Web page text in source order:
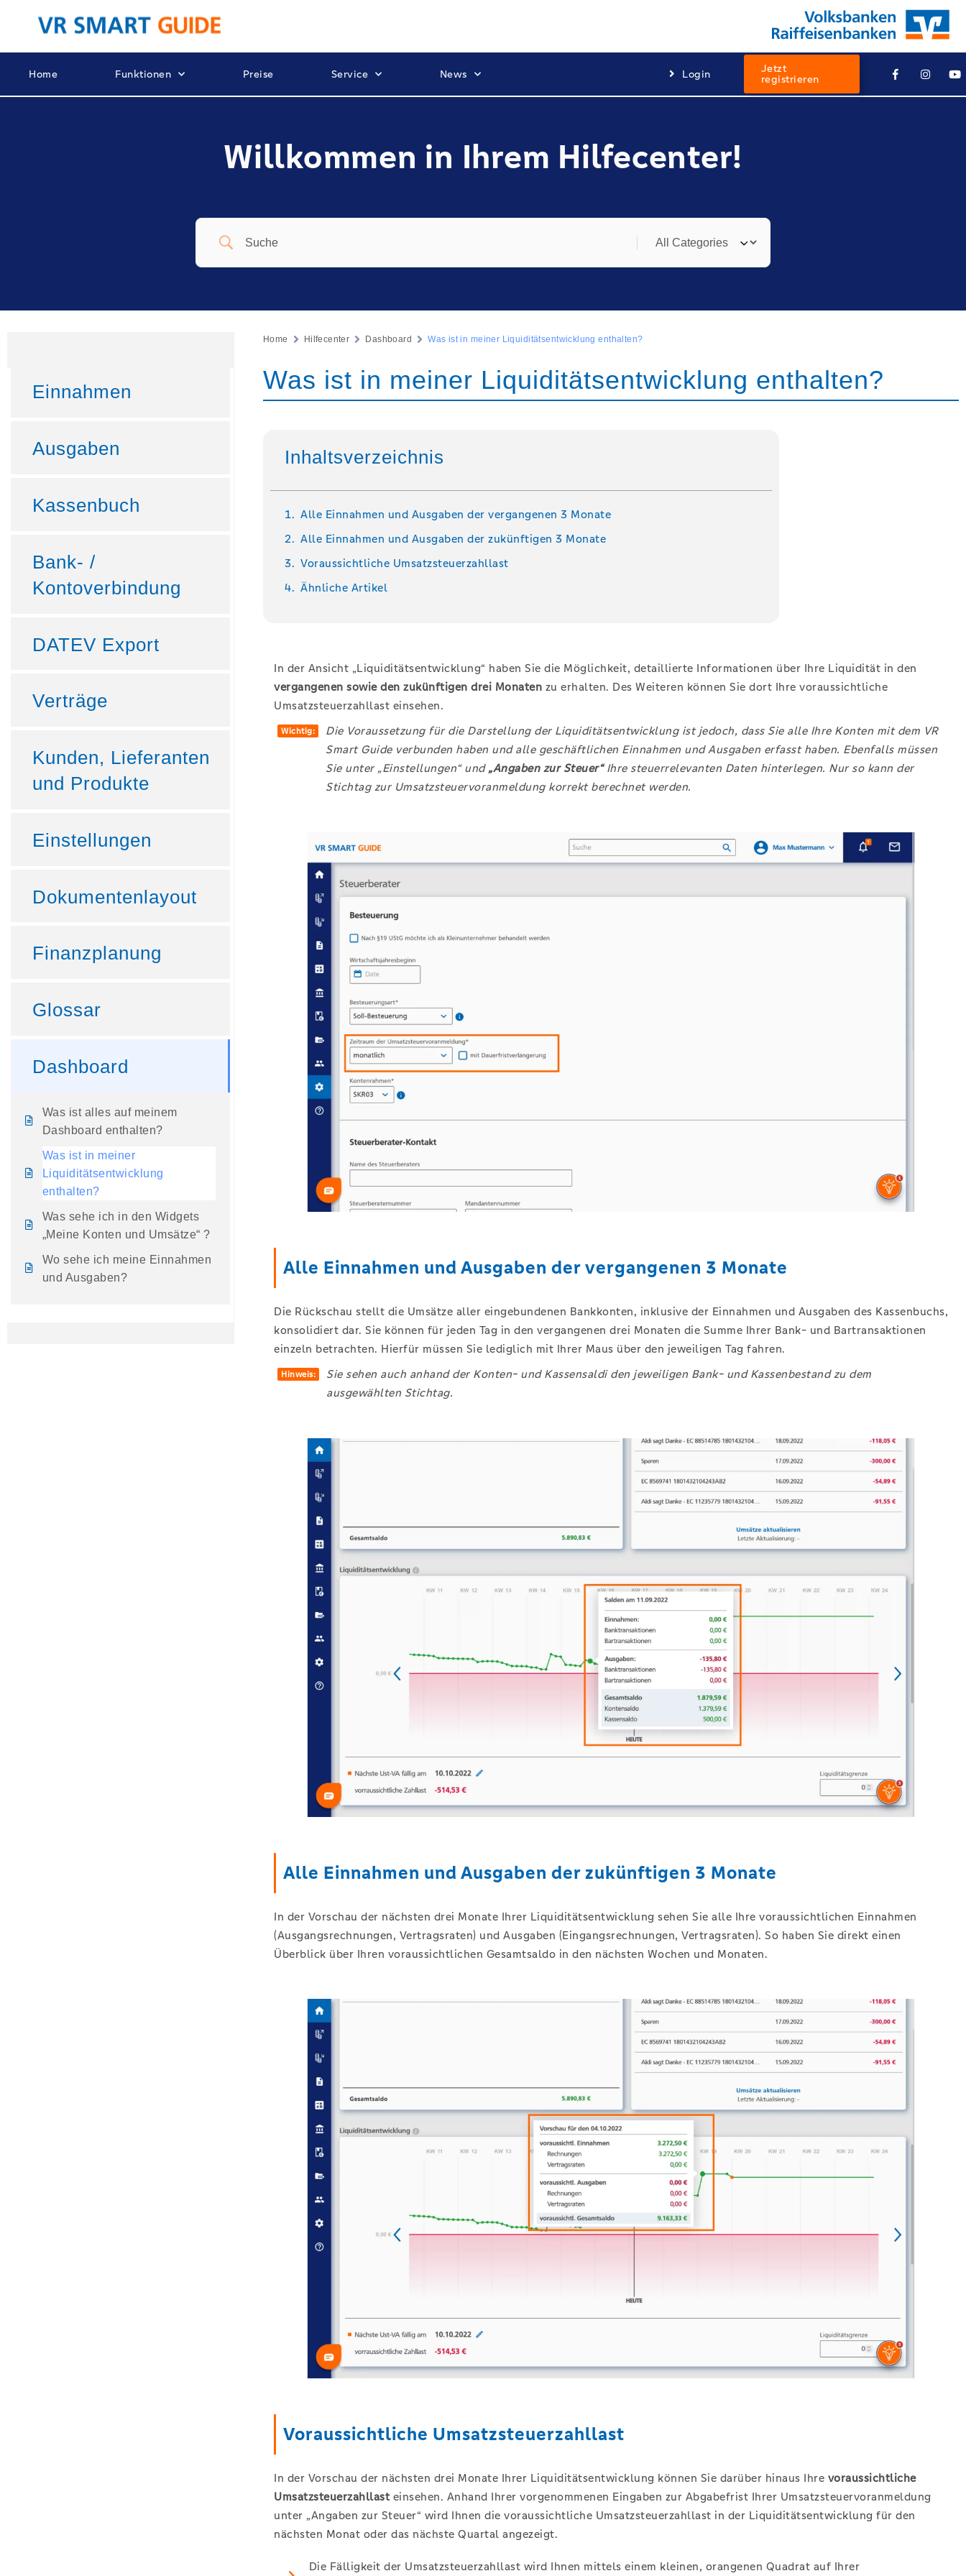
Home Funktionen Preise Service News Login
Jetzt
registrieren
Willkommen in Ihrem Hilfecenter!
Einnahmen
Ausgaben
Kassenbuch
Bank- /
Kontoverbindung
DATEV Export
Verträge
Kunden, Lieferanten
und Produkte
Einstellungen
Dokumentenlayout
Finanzplanung
Glossar
Dashboard
Was ist alles auf meinem
Dashboard enthalten?
Was ist in meiner
Liquiditätsentwicklung
enthalten?
Was sehe ich in den Widgets
„Meine Konten und Umsätze“ ?
Wo sehe ich meine Einnahmen
und Ausgaben?
Home Hilfecenter Dashboard Was ist in meiner Liquiditätsentwicklung enthalten?
Was ist in meiner Liquiditätsentwicklung enthalten?
Inhaltsverzeichnis
Alle Einnahmen und Ausgaben der vergangenen 3 Monate
Alle Einnahmen und Ausgaben der zukünftigen 3 Monate
Voraussichtliche Umsatzsteuerzahllast
Ähnliche Artikel
In der Ansicht „Liquiditätsentwicklung“ haben Sie die Möglichkeit, detaillierte Informationen über Ihre Liquidität in den
vergangenen sowie den zukünftigen drei Monaten zu erhalten. Des Weiteren können Sie dort Ihre voraussichtliche
Umsatzsteuerzahllast einsehen.
Die Voraussetzung für die Darstellung der Liquiditätsentwicklung ist jedoch, dass Sie alle Ihre Konten mit dem VR
Smart Guide verbunden haben und alle geschäftlichen Einnahmen und Ausgaben erfasst haben. Ebenfalls müssen
Sie unter „Einstellungen“ und „Angaben zur Steuer“Ihre steuerrelevanten Daten hinterlegen. Nur so kann der
Stichtag zur Umsatzsteuervoranmeldung korrekt berechnet werden.
Wichtig:
Alle Einnahmen und Ausgaben der vergangenen 3 Monate
Die Rückschau stellt die Umsätze aller eingebundenen Bankkonten, inklusive der Einnahmen und Ausgaben des Kassenbuchs,
konsolidiert dar. Sie können für jeden Tag in den vergangenen drei Monaten die Summe Ihrer Bank- und Bartransaktionen
einzeln betrachten. Hierfür müssen Sie lediglich mit Ihrer Maus über den jeweiligen Tag fahren.
Sie sehen auch anhand der Konten- und Kassensaldi den jeweiligen Bank- und Kassenbestand zu dem
ausgewählten Stichtag.
Hinweis:
Alle Einnahmen und Ausgaben der zukünftigen 3 Monate
In der Vorschau der nächsten drei Monate Ihrer Liquiditätsentwicklung sehen Sie alle Ihre voraussichtlichen Einnahmen
(Ausgangsrechnungen, Vertragsraten) und Ausgaben (Eingangsrechnungen, Vertragsraten). So haben Sie direkt einen
Überblick über Ihren voraussichtlichen Gesamtsaldo in den nächsten Wochen und Monaten.
Voraussichtliche Umsatzsteuerzahllast
In der Vorschau der nächsten drei Monate Ihrer Liquiditätsentwicklung können Sie darüber hinaus Ihre voraussichtliche
Umsatzsteuerzahllasteinsehen. Anhand Ihrer vorgenommenen Eingaben zur Abgabefrist Ihrer Umsatzsteuervoranmeldung
unter „Angaben zur Steuer“ wird Ihnen die voraussichtliche Umsatzsteuerzahllast in der Liquiditätsentwicklung für den
nächsten Monat oder das nächste Quartal angezeigt.
Die Fälligkeit der Umsatzsteuerzahllast wird Ihnen mittels einem kleinen, orangenen Quadrat auf Ihrer